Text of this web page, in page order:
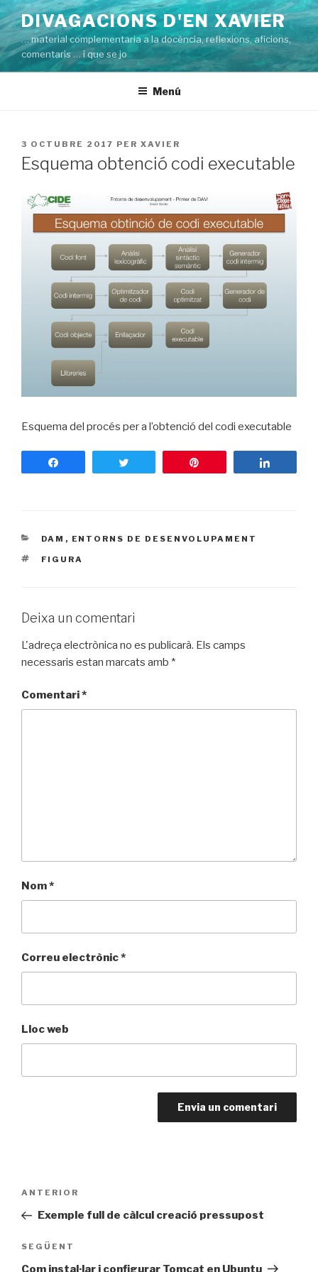
Vés
al
contingut
DIVAGACIONS D'EN XAVIER
… material complementaria a la docència, reflexions, aficions,
comentaris … i que se jo
Menú
PUBLICAT
A
3 OCTUBRE 2017 PER XAVIER
Esquema obtenció codi executable
Esquema del procés per a l’obtenció del codi executable
CATEGORIES
DAM , ENTORNS DE DESENVOLUPAMENT
ETIQUETES
FIGURA
Deixa un comentari
L'adreça electrònica no es publicarà. Els camps
necessaris estan marcats amb *
Comentari*
Nom*
Correu electrònic*
Lloc web
Entrada
anterior
ANTERIOR
Exemple full de càlcul creació pressupost
Entrada
següent
SEGÜENT
Com instal·lar i configurar Tomcat en Ubuntu